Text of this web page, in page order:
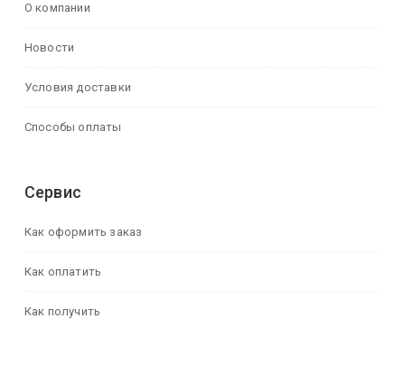
О компании
Новости
Условия доставки
Способы оплаты
Сервис
Как оформить заказ
Как оплатить
Как получить